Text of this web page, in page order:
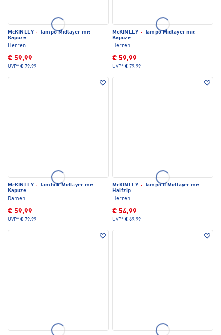
McKINLEY ·
Tampo Midlayer mit
Kapuze
Herren
€ 59,99
UVP* € 79,99
McKINLEY ·
Tampo Midlayer mit
Kapuze
Herren
€ 59,99
UVP* € 79,99
McKINLEY ·
Tambuk Midlayer mit
Kapuze
Damen
€ 59,99
UVP* € 79,99
McKINLEY ·
Tampo II Midlayer mit
Halfzip
Herren
€ 54,99
UVP* € 69,99